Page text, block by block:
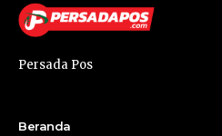
Persada Pos
Beranda